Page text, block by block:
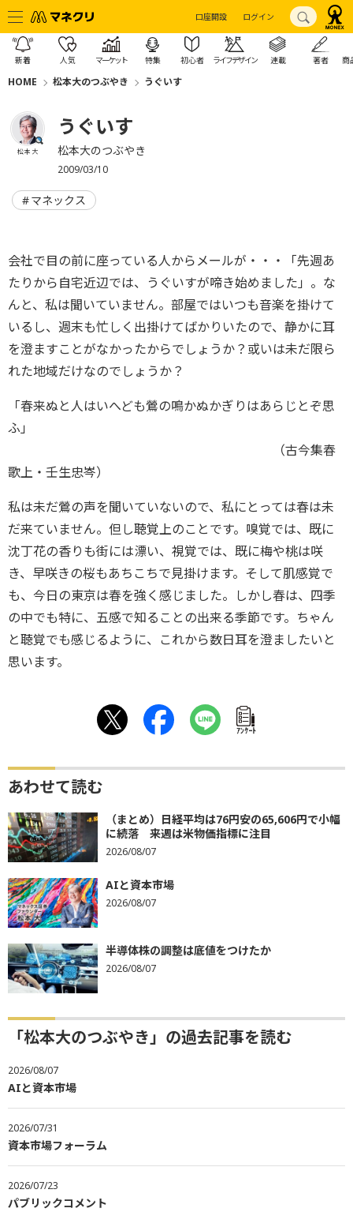
口座開設 ログイン
新着 人気 マーケット 特集 初心者 ライフデザイン 連載 著者 商
HOME 松本大のつぶやき うぐいす
松本 大
うぐいす
松本大のつぶやき
2009/03/10
マネックス
会社で目の前に座っている人からメールが・・・「先週あ
たりから自宅近辺では、うぐいすが啼き始めました」。な
んと、私は聞いていません。部屋ではいつも音楽を掛けて
いるし、週末も忙しく出掛けてばかりいたので、静かに耳
を澄ますことがなかったからでしょうか？或いは未だ限ら
れた地域だけなのでしょうか？
「春来ぬと人はいへども鶯の鳴かぬかぎりはあらじとぞ思
ふ」
（古今集春
歌上・壬生忠岑）
私は未だ鶯の声を聞いていないので、私にとっては春は未
だ来ていません。但し聴覚上のことです。嗅覚では、既に
沈丁花の香りも街には漂い、視覚では、既に梅や桃は咲
き、早咲きの桜もあちこちで見掛けます。そして肌感覚で
も、今日の東京は春を強く感じました。しかし春は、四季
の中でも特に、五感で知ることの出来る季節です。ちゃん
と聴覚でも感じるように、これから数日耳を澄ましたいと
思います。
ｱﾝｹｰﾄ
あわせて読む
（まとめ）日経平均は76円安の65,606円で小幅
に続落 来週は米物価指標に注目
2026/08/07
AIと資本市場
2026/08/07
半導体株の調整は底値をつけたか
2026/08/07
「松本大のつぶやき」の過去記事を読む
2026/08/07
AIと資本市場
2026/07/31
資本市場フォーラム
2026/07/23
パブリックコメント